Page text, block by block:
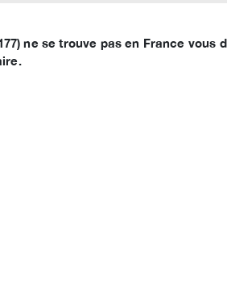
ne se trouve pas en France vous